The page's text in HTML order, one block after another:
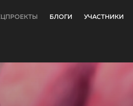
БЛОГИ УЧАСТНИКИ